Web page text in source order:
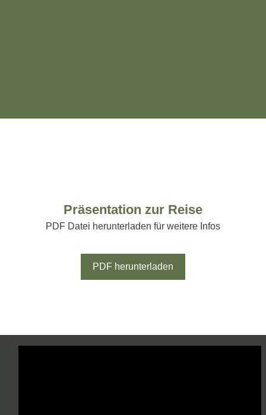
Präsentation zur Reise
PDF Datei herunterladen für weitere Infos
PDF herunterladen